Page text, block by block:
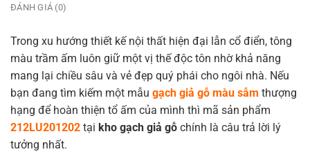
ĐÁNH GIÁ (0)
Trong xu hướng thiết kế nội thất hiện đại lẫn cổ điển, tông
màu trầm ấm luôn giữ một vị thế độc tôn nhờ khả năng
mang lại chiều sâu và vẻ đẹp quý phái cho ngôi nhà. Nếu
bạn đang tìm kiếm một mẫu gạch giả gỗ màu sẫm thượng
hạng để hoàn thiện tổ ấm của mình thì mã sản phẩm
212LU201202 tại kho gạch giả gỗ chính là câu trả lời lý
tưởng nhất.